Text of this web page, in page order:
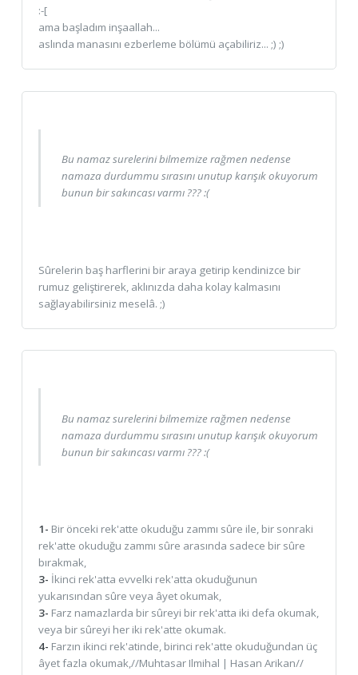
:-[
ama başladım inşaallah...
aslında manasını ezberleme bölümü açabiliriz... ;) ;)
Bu namaz surelerini bilmemize rağmen nedense
namaza durdummu sırasını unutup karışık okuyorum
bunun bir sakıncası varmı ??? :(
Sûrelerin baş harflerini bir araya getirip kendinizce bir
rumuz geliştirerek, aklınızda daha kolay kalmasını
sağlayabilirsiniz meselâ. ;)
Bu namaz surelerini bilmemize rağmen nedense
namaza durdummu sırasını unutup karışık okuyorum
bunun bir sakıncası varmı ??? :(
1- Bir önceki rek'atte okuduğu zammı sûre ile, bir sonraki
rek'atte okuduğu zammı sûre arasında sadece bir sûre
bırakmak,
3- İkinci rek'atta evvelki rek'atta okuduğunun
yukarısından sûre veya âyet okumak,
3- Farz namazlarda bir sûreyi bir rek'atta iki defa okumak,
veya bir sûreyi her iki rek'atte okumak.
4- Farzın ikinci rek'atinde, birinci rek'atte okuduğundan üç
âyet fazla okumak,//Muhtasar Ilmihal | Hasan Arikan//